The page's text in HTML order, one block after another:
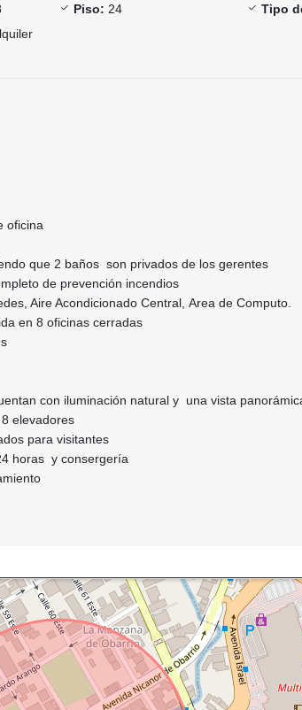
Piso: 24 Tipo
oficina
que 2 baños son privados de los gerentes
de prevención incendios
Aire Acondicionado Central, Area de Computo.
en 8 oficinas cerradas
con iluminación natural y una vista
elevadores
para visitantes
horas y consergería